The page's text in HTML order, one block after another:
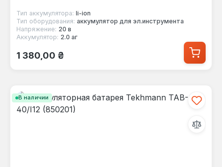
Тип аккумулятора: li-ion
Тип оборудования: аккумулятор для эл.инструмента
Напряжение: 20 в
Аккумулятор: 2.0 аг
Обычная цена:
1 380,00 ₴
В наличии